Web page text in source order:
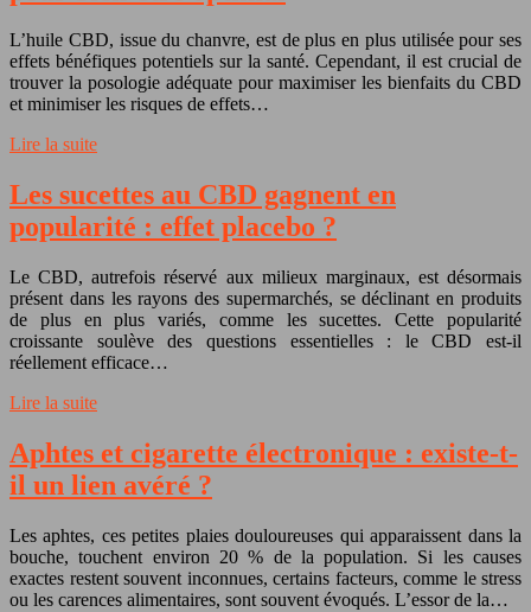
L’huile CBD, issue du chanvre, est de plus en plus utilisée pour ses
effets bénéfiques potentiels sur la santé. Cependant, il est crucial de
trouver la posologie adéquate pour maximiser les bienfaits du CBD
et minimiser les risques de effets…
Lire la suite
Les sucettes au CBD gagnent en
popularité : effet placebo ?
Le CBD, autrefois réservé aux milieux marginaux, est désormais
présent dans les rayons des supermarchés, se déclinant en produits
de plus en plus variés, comme les sucettes. Cette popularité
croissante soulève des questions essentielles : le CBD est-il
réellement efficace…
Lire la suite
Aphtes et cigarette électronique : existe-t-
il un lien avéré ?
Les aphtes, ces petites plaies douloureuses qui apparaissent dans la
bouche, touchent environ 20 % de la population. Si les causes
exactes restent souvent inconnues, certains facteurs, comme le stress
ou les carences alimentaires, sont souvent évoqués. L’essor de la…